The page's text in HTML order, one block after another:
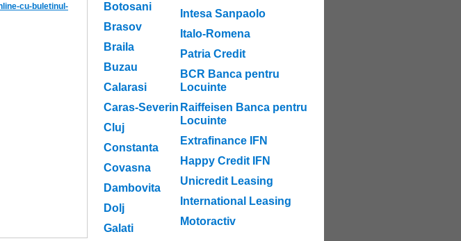
cu-buletinul-
Botosani
Brasov
Braila
Buzau
Calarasi
Caras-Severin
Cluj
Constanta
Covasna
Dambovita
Dolj
Galati
Intesa Sanpaolo
Italo-Romena
Patria Credit
BCR Banca pentru
Locuinte
Raiffeisen Banca pentru
Locuinte
Extrafinance IFN
Happy Credit IFN
Unicredit Leasing
International Leasing
Motoractiv